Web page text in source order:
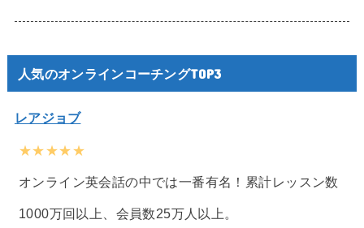
人気のオンラインコーチングTOP3
レアジョブ
★★★★★
オンライン英会話の中では一番有名！累計レッスン数
1000万回以上、会員数25万人以上。